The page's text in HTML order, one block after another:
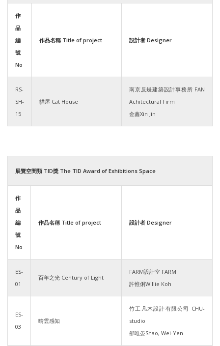
作
品
編
號
No
作品名稱 Title of project 設計者 Designer
RS-
SH-
15
貓屋 Cat House
南京反幾建築設計事務所 FAN
Achitectural Firm
金鑫Xin Jin
展覽空間類 TID獎 The TID Award of Exhibitions Space
作
品
編
號
No
作品名稱 Title of project 設計者 Designer
ES-
01
百年之光 Century of Light
FARM設計室 FARM
許惟俐Willie Koh
ES-
03
晴雲感知
竹工凡木設計有限公司 CHU-
studio
邵唯晏Shao, Wei-Yen